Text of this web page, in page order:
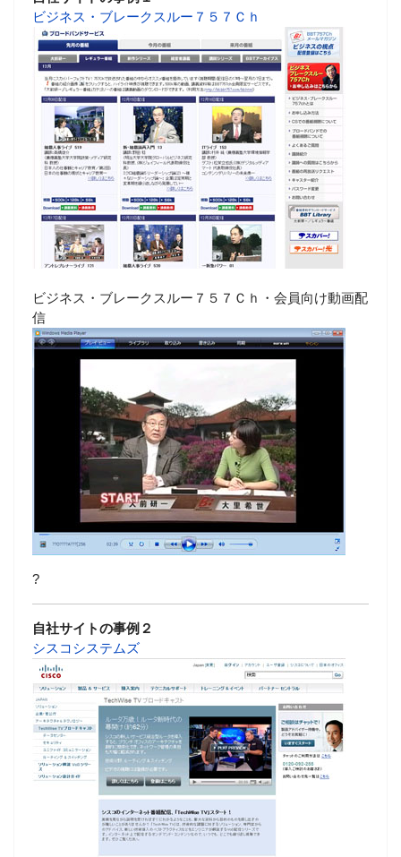
ビジネス・ブレークスルー７５７Ｃｈ
ビジネス・ブレークスルー７５７Ｃｈ・会員向け動画配
信
?
自社サイトの事例２
シスコシステムズ